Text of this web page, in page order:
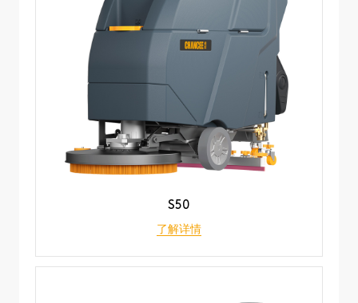
S50
了解详情